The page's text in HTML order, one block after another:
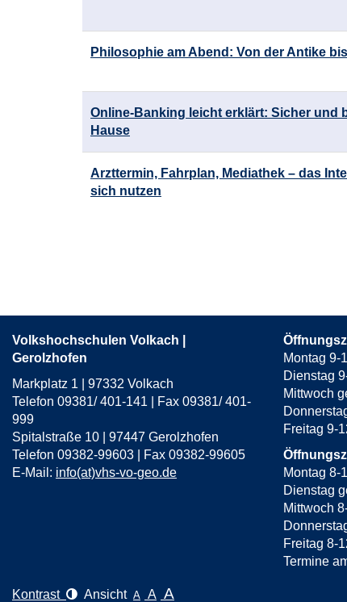
Philosophie am Abend: Von der Antike
Online-Banking leicht erklärt: Sicher und
Hause
Arzttermin, Fahrplan, Mediathek – das
sich nutzen
Volkshochschulen Volkach |
Gerolzhofen
Markplatz 1 | 97332 Volkach
Telefon 09381/ 401-141 | Fax 09381/ 401-
999
Spitalstraße 10 | 97447 Gerolzhofen
Telefon 09382-99603 | Fax 09382-99605
E-Mail: info(at)vhs-vo-geo.de
Montag 9-
Dienstag
Mittwoch
Freitag 9-
Montag 8-
Dienstag
Mittwoch
Freitag 8-
Termine
Kontrast Ansicht A A A